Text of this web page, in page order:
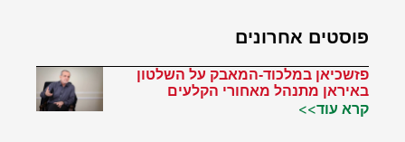
פוסטים אחרונים
פזשכיאן במלכוד-המאבק על השלטון
באיראן מתנהל מאחורי הקלעים
קרא עוד>>